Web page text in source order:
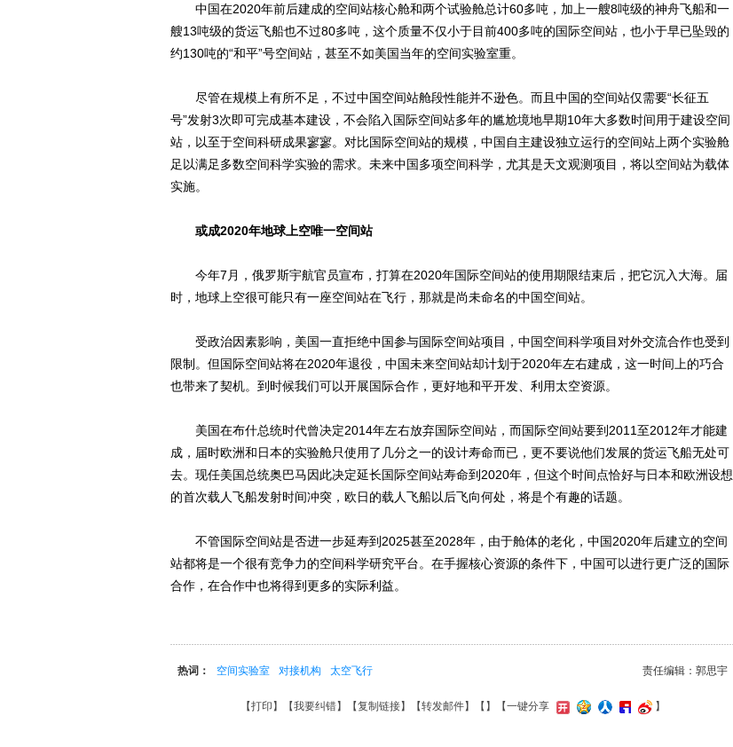
中国在2020年前后建成的空间站核心舱和两个试验舱总计60多吨，加上一艘8吨级的神舟飞船和一
艘13吨级的货运飞船也不过80多吨，这个质量不仅小于目前400多吨的国际空间站，也小于早已坠毁的
约130吨的“和平”号空间站，甚至不如美国当年的空间实验室重。
尽管在规模上有所不足，不过中国空间站舱段性能并不逊色。而且中国的空间站仅需要“长征五
号”发射3次即可完成基本建设，不会陷入国际空间站多年的尴尬境地早期10年大多数时间用于建设空间
站，以至于空间科研成果寥寥。对比国际空间站的规模，中国自主建设独立运行的空间站上两个实验舱
足以满足多数空间科学实验的需求。未来中国多项空间科学，尤其是天文观测项目，将以空间站为载体
实施。
或成2020年地球上空唯一空间站
今年7月，俄罗斯宇航官员宣布，打算在2020年国际空间站的使用期限结束后，把它沉入大海。届
时，地球上空很可能只有一座空间站在飞行，那就是尚未命名的中国空间站。
受政治因素影响，美国一直拒绝中国参与国际空间站项目，中国空间科学项目对外交流合作也受到
限制。但国际空间站将在2020年退役，中国未来空间站却计划于2020年左右建成，这一时间上的巧合
也带来了契机。到时候我们可以开展国际合作，更好地和平开发、利用太空资源。
美国在布什总统时代曾决定2014年左右放弃国际空间站，而国际空间站要到2011至2012年才能建
成，届时欧洲和日本的实验舱只使用了几分之一的设计寿命而已，更不要说他们发展的货运飞船无处可
去。现任美国总统奥巴马因此决定延长国际空间站寿命到2020年，但这个时间点恰好与日本和欧洲设想
的首次载人飞船发射时间冲突，欧日的载人飞船以后飞向何处，将是个有趣的话题。
不管国际空间站是否进一步延寿到2025甚至2028年，由于舱体的老化，中国2020年后建立的空间
站都将是一个很有竞争力的空间科学研究平台。在手握核心资源的条件下，中国可以进行更广泛的国际
合作，在合作中也将得到更多的实际利益。
责任编辑：郭思宇
热词： 空间实验室 对接机构 太空飞行
【打印 】【我要纠错】【复制链接】【转发邮件】【 】 【一键分享 】